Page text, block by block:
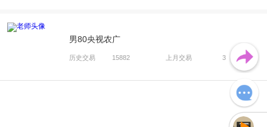
男80央视农广
历史交易 15882 上月交易 3